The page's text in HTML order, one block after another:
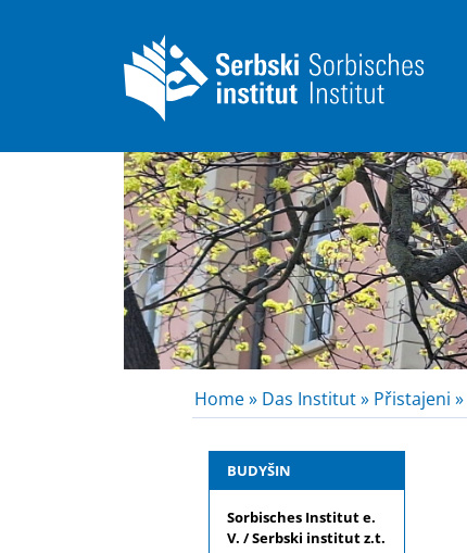
Home » Das Institut » Přistajeni »
BUDYŠIN
Sorbisches Institut e.
V. / Serbski institut z.t.